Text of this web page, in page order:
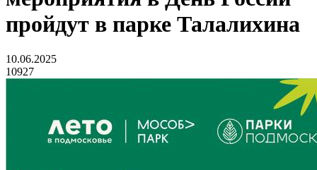
пройдут в парке Талалихина
10.06.2025
10927